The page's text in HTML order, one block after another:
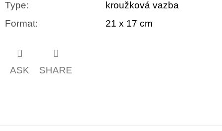
Type:
kroužková vazba
Format: 21 x 17 cm
ASK SHARE